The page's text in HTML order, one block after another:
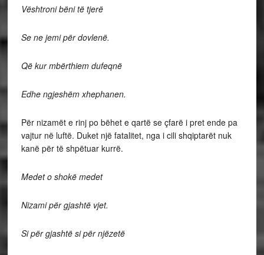
Vështroni bëni të tjerë
Se ne jemi për dovlenë.
Që kur mbërthiem dufeqnë
Edhe ngjeshëm xhephanen.
Për nizamët e rinj po bëhet e qartë se çfarë i pret ende pa
vajtur në luftë. Duket një fatalitet, nga i cili shqiptarët nuk
kanë për të shpëtuar kurrë.
Medet o shokë medet
Nizami për gjashtë vjet.
Si për gjashtë si për njëzetë